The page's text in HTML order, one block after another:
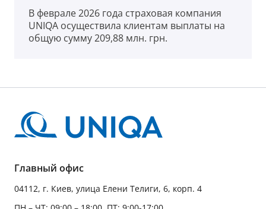
В феврале 2026 года страховая компания
UNIQA осуществила клиентам выплаты на
общую сумму 209,88 млн. грн.
Главный офис
04112, г. Киев, улица Елени Телиги, 6, корп. 4